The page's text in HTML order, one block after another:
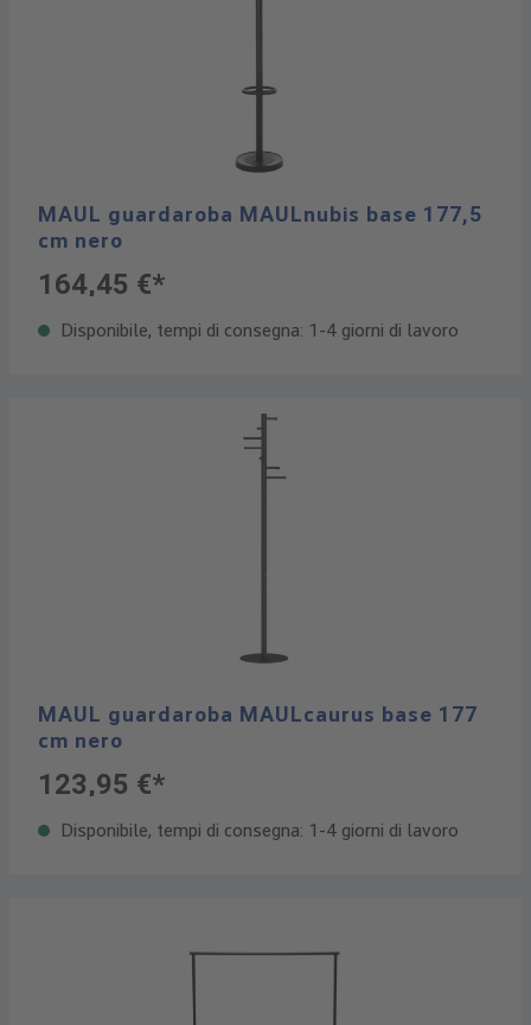
MAUL guardaroba MAULnubis base 177,5
cm nero
164,45 €*
Disponibile, tempi di consegna: 1-4 giorni di lavoro
MAUL guardaroba MAULcaurus base 177
cm nero
123,95 €*
Disponibile, tempi di consegna: 1-4 giorni di lavoro